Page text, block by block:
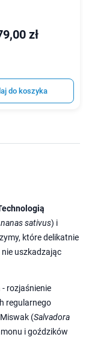
zł
do koszyka
sativus) i
które delikatnie
uszkadzając
rozjaśnienie
regularnego
(Salvadora
i goździków